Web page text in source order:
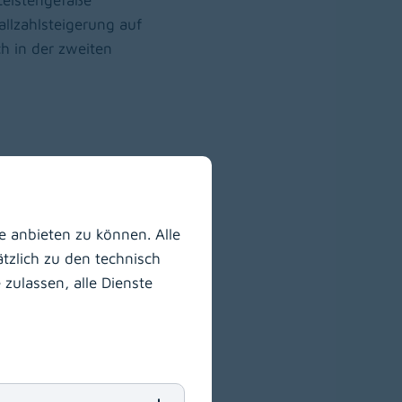
auf
in der zweiten
1- und 2-
SM, CRT)
Pumpschwäche
anbieten zu können. Alle
zu den technisch
alle Dienste